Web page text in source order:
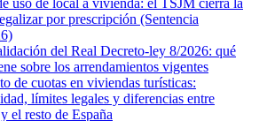
uso de local a vivienda: el TSJM cierra la
por prescripción (Sentencia
del Real Decreto-ley 8/2026: qué
sobre los arrendamientos vigentes
de cuotas en viviendas turísticas:
límites legales y diferencias entre
el resto de España